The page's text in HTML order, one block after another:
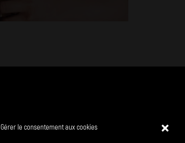
Gérer le consentement aux cookies